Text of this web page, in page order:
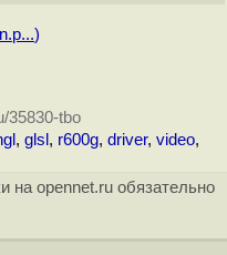
)
35830-tbo
, glsl , r600g, driver, video,
на opennet.ru обязательно